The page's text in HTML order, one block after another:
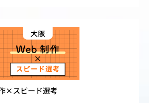
×スピード選考